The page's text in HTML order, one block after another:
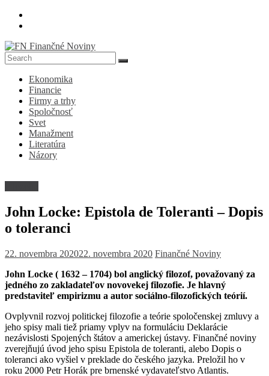
Skip
FN
Finančné
Noviny
Denník
ekonomike
spoločnosti
Ekonomika
Financie
Firmy a trhy
Spoločnosť
Svet
Manažment
Literatúra
Názory
John Locke: Epistola de Toleranti – Dopis
o toleranci
22. novembra 202022. novembra 2020 Finančné Noviny
John Locke ( 1632 – 1704) bol anglický filozof, považovaný za
jedného zo zakladateľov novovekej filozofie. Je hlavný
predstaviteľ empirizmu a autor sociálno-filozofických teórií.
Ovplyvnil rozvoj politickej filozofie a teórie spoločenskej zmluvy a
jeho spisy mali tiež priamy vplyv na formuláciu Deklarácie
nezávislosti Spojených štátov a americkej ústavy. Finančné noviny
zverejňujú úvod jeho spisu Epistola de toleranti, alebo Dopis o
toleranci ako vyšiel v preklade do českého jazyka. Preložil ho v
roku 2000 Petr Horák pre brnenské vydavateľstvo Atlantis.